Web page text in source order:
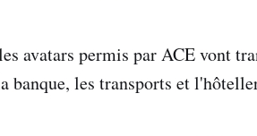
avatars permis par ACE vont
banque, les transports et